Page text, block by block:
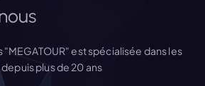
est spécialisée dans les
plus de 20 ans